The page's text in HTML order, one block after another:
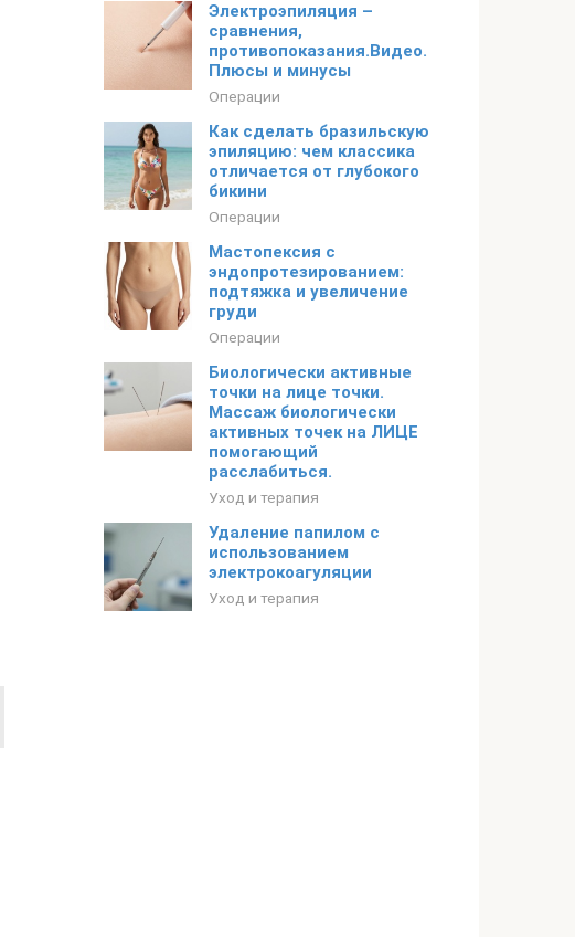
Электроэпиляция –
сравнения,
противопоказания.Видео.
Плюсы и минусы
Операции
Как сделать бразильскую
эпиляцию: чем классика
отличается от глубокого
бикини
Операции
Мастопексия с
эндопротезированием:
подтяжка и увеличение
груди
Операции
Биологически активные
точки на лице точки.
Массаж биологически
активных точек на ЛИЦЕ
помогающий
расслабиться.
Уход и терапия
Удаление папилом с
использованием
электрокоагуляции
Уход и терапия